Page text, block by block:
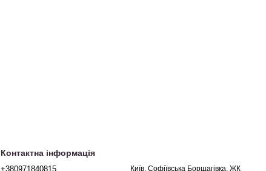
Контактна інформація
+380971840815 Київ, Софіївська Борщагівка, ЖК